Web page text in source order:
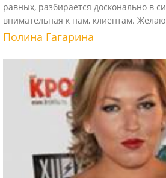
равных, разбирается досконально в
внимательная к нам, клиентам.
Полина Гагарина